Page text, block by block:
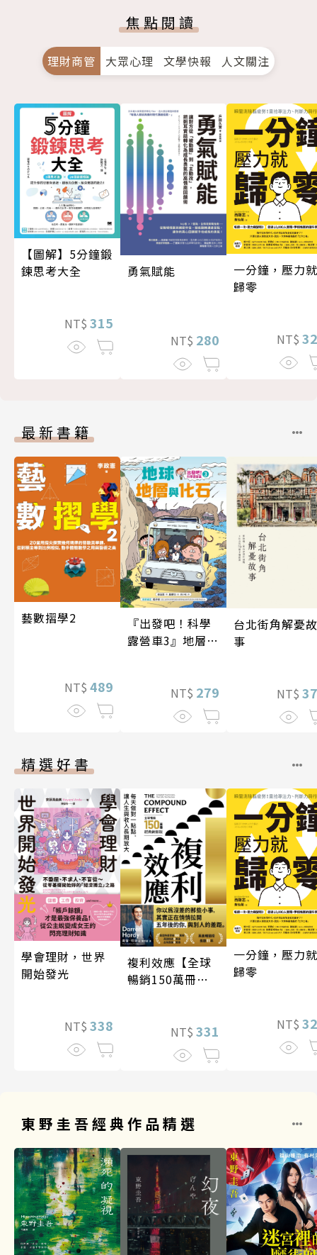
焦點閱讀
理財商管 大眾心理 文學快報 人文關注
【圖解】5分鐘鍛
鍊思考大全
NT$ 315
勇氣賦能
NT$ 280
一分鐘，壓力就
歸零
NT$
最新書籍
藝數摺學2
NT$ 489
『出發吧！科學
露營車3』地層與
NT$ 279
台北街角解憂故
事
NT$
精選好書
學會理財，世界
開始發光
NT$ 338
複利效應【全球
暢銷150萬冊・
NT$ 331
一分鐘，壓力就
歸零
NT$
東野圭吾經典作品精選